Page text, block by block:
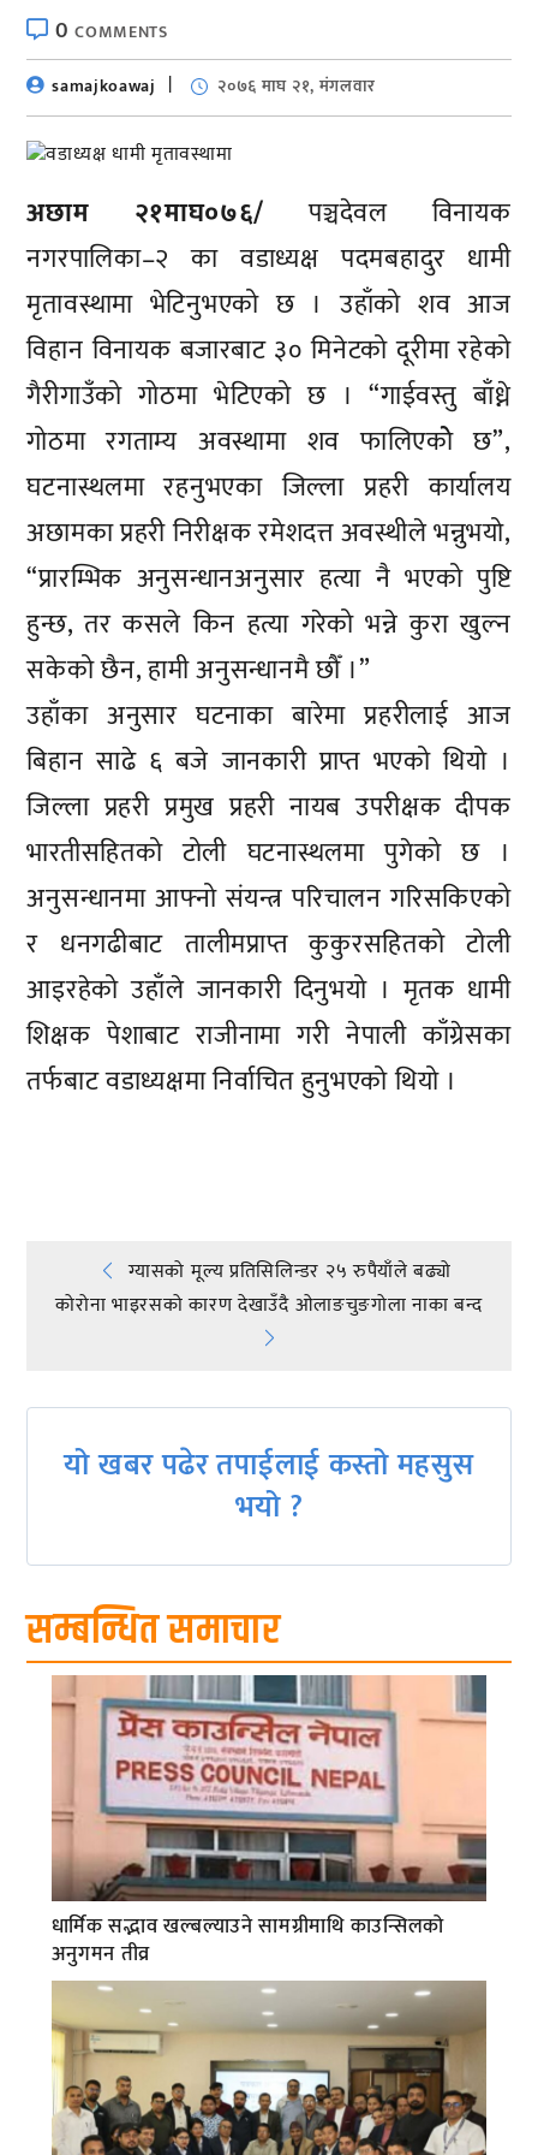
0COMMENTS
samajkoawaj
२०७६ माघ २१, मंगलवार
अछाम २१माघ०७६/ पञ्चदेवल विनायक
नगरपालिका–२ का वडाध्यक्ष पदमबहादुर धामी
मृतावस्थामा भेटिनुभएको छ । उहाँको शव आज
विहान विनायक बजारबाट ३० मिनेटको दूरीमा रहेको
गैरीगाउँको गोठमा भेटिएको छ । “गाईवस्तु बाँध्ने
गोठमा रगताम्य अवस्थामा शव फालिएकोे छ”,
घटनास्थलमा रहनुभएका जिल्ला प्रहरी कार्यालय
अछामका प्रहरी निरीक्षक रमेशदत्त अवस्थीले भन्नुभयो,
“प्रारम्भिक अनुसन्धानअनुसार हत्या नै भएको पुष्टि
हुन्छ, तर कसले किन हत्या गरेको भन्ने कुरा खुल्न
सकेको छैन, हामी अनुसन्धानमै छौँ ।”
उहाँका अनुसार घटनाका बारेमा प्रहरीलाई आज
बिहान साढे ६ बजे जानकारी प्राप्त भएको थियो ।
जिल्ला प्रहरी प्रमुख प्रहरी नायब उपरीक्षक दीपक
भारतीसहितको टोली घटनास्थलमा पुगेको छ ।
अनुसन्धानमा आफ्नो संयन्त्र परिचालन गरिसकिएको
र धनगढीबाट तालीमप्राप्त कुकुरसहितको टोली
आइरहेको उहाँले जानकारी दिनुभयो । मृतक धामी
शिक्षक पेशाबाट राजीनामा गरी नेपाली काँग्रेसका
तर्फबाट वडाध्यक्षमा निर्वाचित हुनुभएको थियो ।
Post
navigation
ग्यासको मूल्य प्रतिसिलिन्डर २५ रुपैयाँले बढ्यो
कोरोना भाइरसको कारण देखाउँदै ओलाङचुङगोला नाका बन्द
यो खबर पढेर तपाईलाई कस्तो महसुस
भयो ?
सम्बन्धित समाचार
धार्मिक सद्भाव खल्बल्याउने सामग्रीमाथि काउन्सिलको
अनुगमन तीव्र